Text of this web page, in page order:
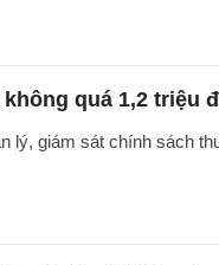
quá 1,2 triệu
lý, giám sát chính sách